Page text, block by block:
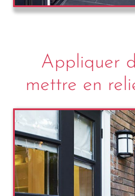
Appliquer
mettre en